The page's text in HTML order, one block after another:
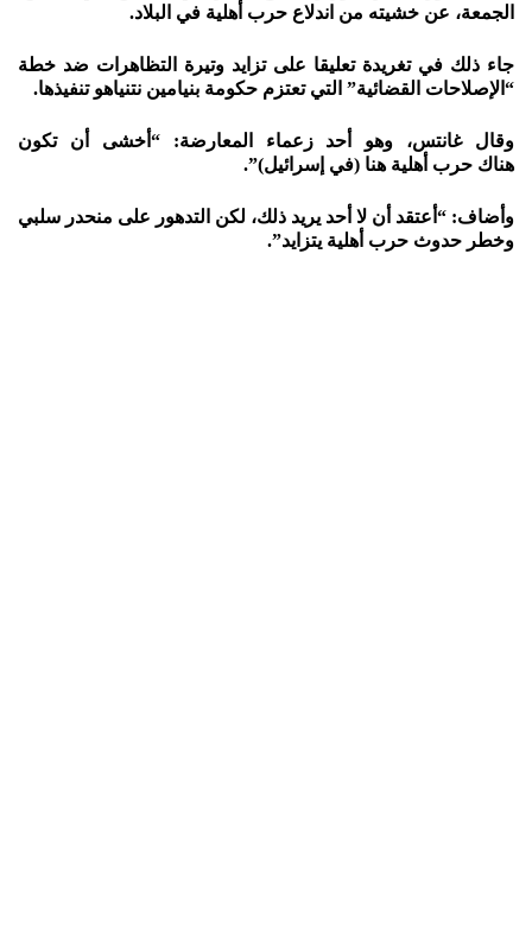
الجمعة، عن خشيته من اندلاع حرب أهلية في البلاد.
جاء ذلك في تغريدة تعليقا على تزايد وتيرة التظاهرات ضد خطة
“الإصلاحات القضائية” التي تعتزم حكومة بنيامين نتنياهو تنفيذها.
وقال غانتس، وهو أحد زعماء المعارضة: “أخشى أن تكون
هناك حرب أهلية هنا (في إسرائيل)”.
وأضاف: “أعتقد أن لا أحد يريد ذلك، لكن التدهور على منحدر سلبي
وخطر حدوث حرب أهلية يتزايد”.